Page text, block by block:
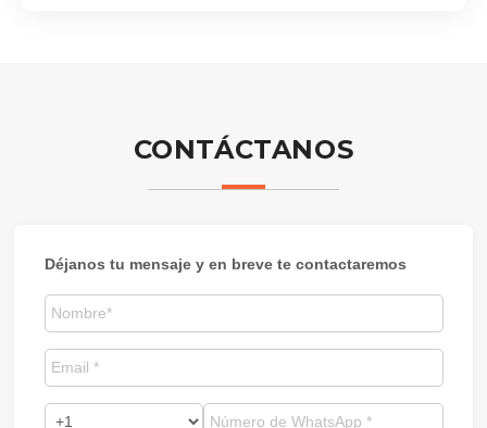
CONTÁCTANOS
Déjanos tu mensaje y en breve te contactaremos